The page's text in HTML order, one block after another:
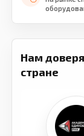
Нам
стране